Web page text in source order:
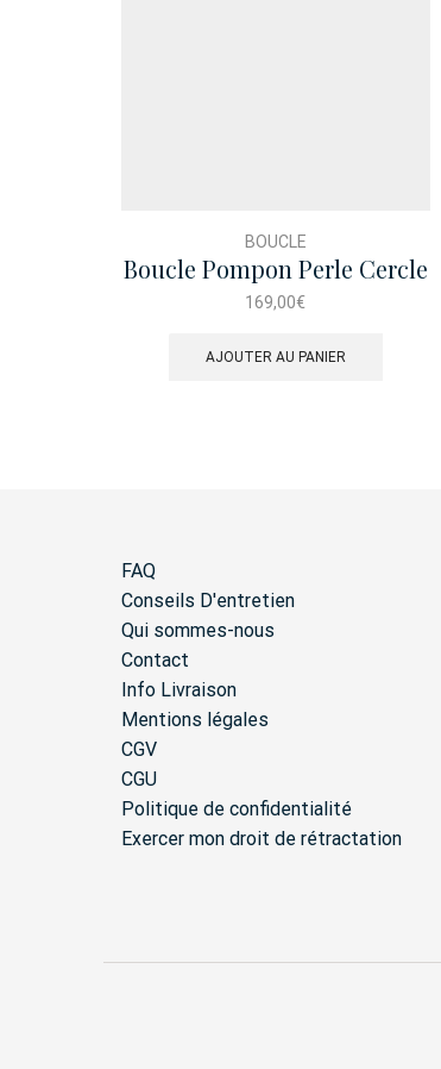
BOUCLE
Boucle Pompon Perle Cercle
169,00€
AJOUTER AU PANIER
FAQ
Conseils D'entretien
Qui sommes-nous
Contact
Info Livraison
Mentions légales
CGV
CGU
Politique de confidentialité
Exercer mon droit de rétractation